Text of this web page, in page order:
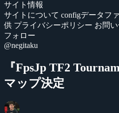
サイト情報
サイトについて configデータフ
供 プライバシーポリシー お問
フォロー
@negitaku
『FpsJp TF2
マップ決定